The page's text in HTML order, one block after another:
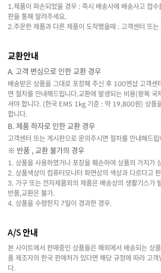
1.제품이 파손되었을 경우 : 즉시 배송사에 배송사고 접
판을 통해 알려주세요.
2.주문한 제품과 다른 제품이 도착했을때 : 고객센터 또
교환안내
A. 고객 변심으로 인한 교환 경우
배송받은 상품을 그대로 포장해 주신 후 100엔샵 고객센
면 절차를 안내해드립니다.교환에 발생되는 비용(왕복
셔야 합니다. (한국 EMS 1kg 기준 : 약 19,800원) 상품
합니다.
B. 제품 하자로 인한 교환 경우
고객센터 또는 게시판으로 문의주시면 절차를 안내해드
※ 반품 , 교환 불가의 경우
1. 상품을 사용하였거나 포장을 훼손하여 상품의 가치가
2. 상품색상이 컴퓨터모니터 화면상의 색상과 다르다고
3. 가구 또는 전자제품외의 제품은 배송상의 생활기스가
반품,교환은 불가.
4. 상품을 수령한지 7일이 경과한 경우.
A/S 안내
본 사이트에서 판매중인 상품들은 해외에서 배송되는 상
품 제조자의 한국 판매처가 있다면 해당 규정에 따라 고
다.